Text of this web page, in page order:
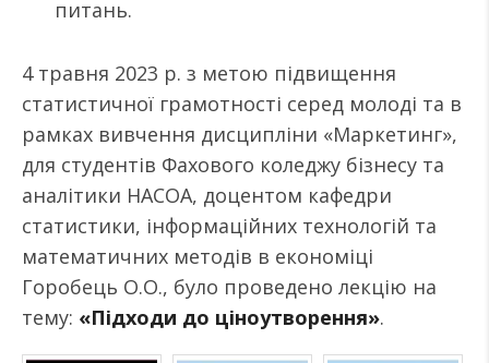
питань.
4 травня 2023 р. з метою підвищення
статистичної грамотності серед молоді та в
рамках вивчення дисципліни «Маркетинг»,
для студентів Фахового коледжу бізнесу та
аналітики НАСОА, доцентом кафедри
статистики, інформаційних технологій та
математичних методів в економіці
Горобець О.О., було проведено лекцію на
тему: «Підходи до ціноутворення».